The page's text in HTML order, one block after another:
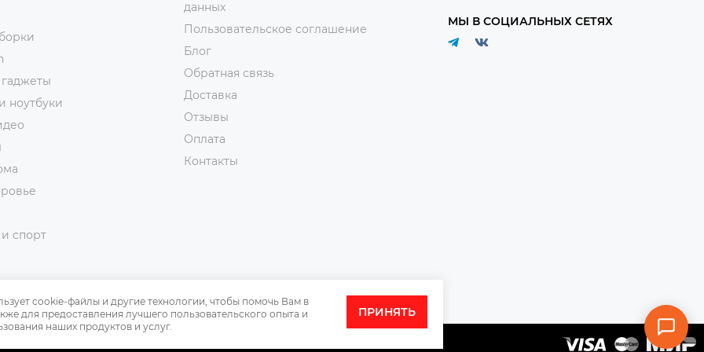
ноутбуки
спорт
данных
Пользовательское соглашение
Блог
Обратная связь
Доставка
Отзывы
Оплата
Контакты
МЫ В СОЦИАЛЬНЫХ СЕТЯХ
cookie-файлы и другие технологии, чтобы помочь Вам в
для предоставления лучшего пользовательского опыта и
наших продуктов и услуг.
ПРИНЯТЬ